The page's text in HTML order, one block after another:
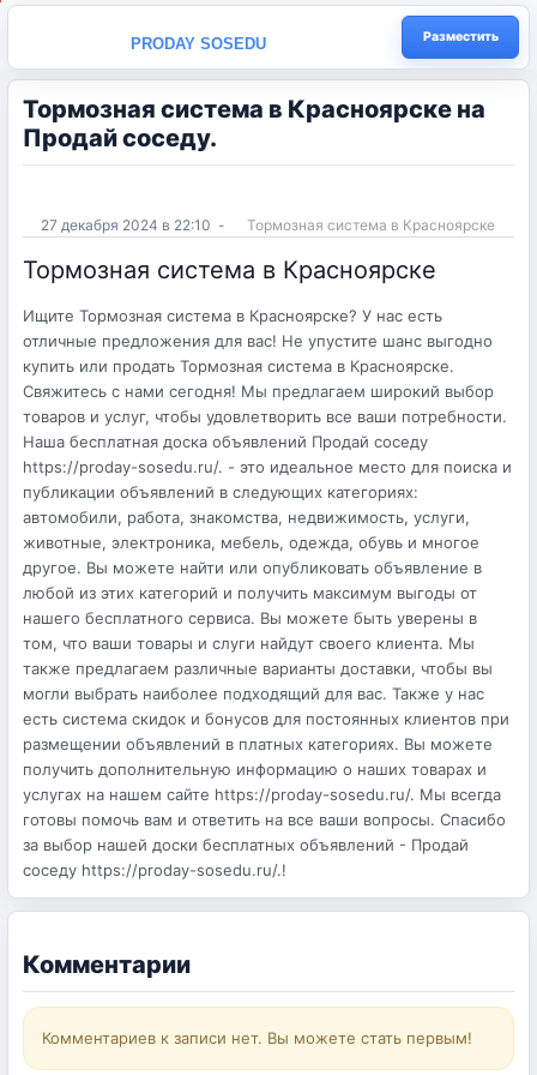
PRODAY SOSEDU Разместить
Тормозная система в Красноярске на
Продай соседу.
27 декабря 2024 в 22:10 - Тормозная система в Красноярске
Тормозная система в Красноярске
Ищите Тормозная система в Красноярске? У нас есть
отличные предложения для вас! Не упустите шанс выгодно
купить или продать Тормозная система в Красноярске.
Свяжитесь с нами сегодня! Мы предлагаем широкий выбор
товаров и услуг, чтобы удовлетворить все ваши потребности.
Наша бесплатная доска объявлений Продай соседу
https://proday-sosedu.ru/. - это идеальное место для поиска и
публикации объявлений в следующих категориях:
автомобили, работа, знакомства, недвижимость, услуги,
животные, электроника, мебель, одежда, обувь и многое
другое. Вы можете найти или опубликовать объявление в
любой из этих категорий и получить максимум выгоды от
нашего бесплатного сервиса. Вы можете быть уверены в
том, что ваши товары и слуги найдут своего клиента. Мы
также предлагаем различные варианты доставки, чтобы вы
могли выбрать наиболее подходящий для вас. Также у нас
есть система скидок и бонусов для постоянных клиентов при
размещении объявлений в платных категориях. Вы можете
получить дополнительную информацию о наших товарах и
услугах на нашем сайте https://proday-sosedu.ru/. Мы всегда
готовы помочь вам и ответить на все ваши вопросы. Спасибо
за выбор нашей доски бесплатных объявлений - Продай
соседу https://proday-sosedu.ru/.!
Комментарии
Комментариев к записи нет. Вы можете стать первым!